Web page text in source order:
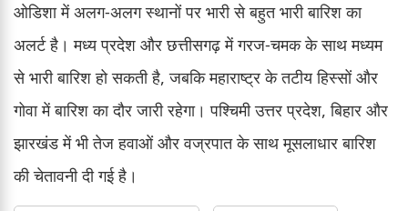
ओडिशा में अलग-अलग स्थानों पर भारी से बहुत भारी बारिश का
अलर्ट है। मध्य प्रदेश और छत्तीसगढ़ में गरज-चमक के साथ मध्यम
से भारी बारिश हो सकती है, जबकि महाराष्ट्र के तटीय हिस्सों और
गोवा में बारिश का दौर जारी रहेगा। पश्चिमी उत्तर प्रदेश, बिहार और
झारखंड में भी तेज हवाओं और वज्रपात के साथ मूसलाधार बारिश
की चेतावनी दी गई है।